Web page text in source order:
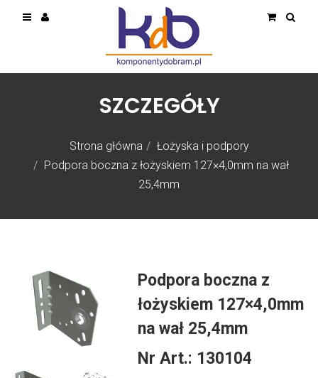
Strona główna
Łożyska i podpory
Podpora boczna z łożyskiem 127×4,0mm na wał
25,4mm
SZCZEGÓŁY
Podpora boczna z
łożyskiem 127×4,0mm
na wał 25,4mm
Nr Art.: 130104